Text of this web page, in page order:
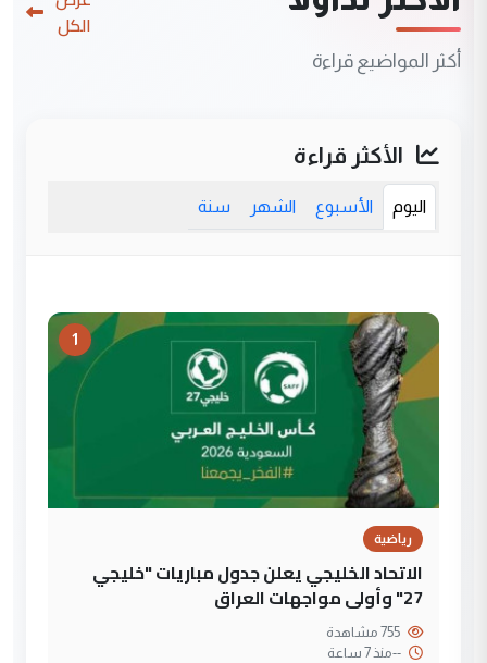
أكثر المواضيع قراءة
الكل
الأكثر قراءة
اليوم الأسبوع الشهر سنة
1
رياضية
الاتحاد الخليجي يعلن جدول مباريات "خليجي
27" وأولى مواجهات العراق
--منذ 7 ساعة